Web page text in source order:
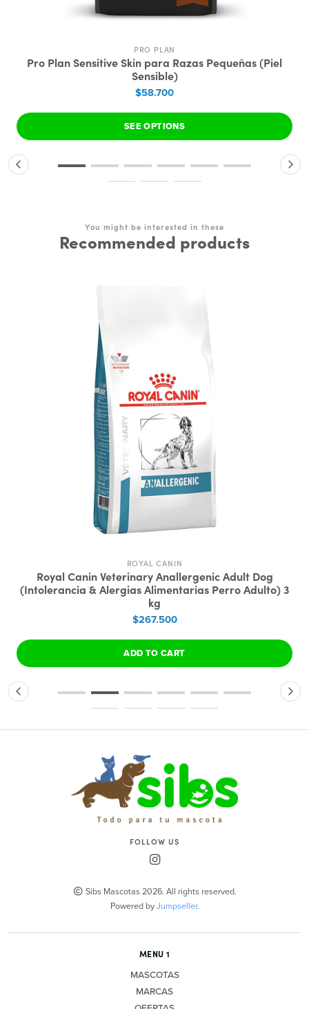
PRO PLAN
Pro Plan Sensitive Skin para Razas Pequeñas (Piel
Sensible)
$58.700
SEE OPTIONS
You might be interested in these
Recommended products
ROYAL CANIN
Royal Canin Veterinary Anallergenic Adult Dog
(Intolerancia & Alergias Alimentarias Perro Adulto) 3
kg
$267.500
ADD TO CART
FOLLOW US
Sibs Mascotas 2026. All rights reserved.
Powered byJumpseller.
MENU 1
MASCOTAS
MARCAS